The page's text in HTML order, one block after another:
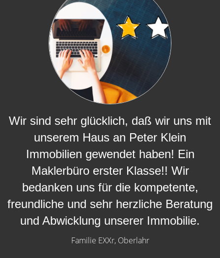
Wir sind sehr glücklich, daß wir uns mit
unserem Haus an Peter Klein
Immobilien gewendet haben! Ein
Maklerbüro erster Klasse!! Wir
bedanken uns für die kompetente,
freundliche und sehr herzliche Beratung
und Abwicklung unserer Immobilie.
Familie EXXr, Oberlahr